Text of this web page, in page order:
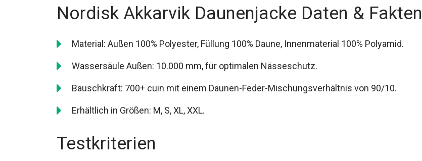
Nordisk Akkarvik Daunenjacke Daten & Fakten
Material: Außen 100% Polyester, Füllung 100% Daune, Innenmaterial 100% Polyamid.
Wassersäule Außen: 10.000 mm, für optimalen Nässeschutz.
Bauschkraft: 700+ cuin mit einem Daunen-Feder-Mischungsverhältnis von 90/10.
Erhältlich in Größen: M, S, XL, XXL.
Testkriterien